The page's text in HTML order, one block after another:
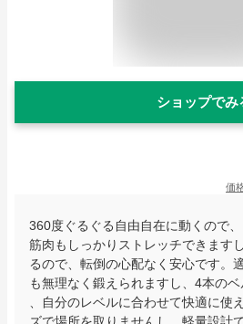
ショップでみ
価
360度ぐるぐる自由自在に動くので
筋肉もしっかりストレッチできます
るので、転倒の心配なく安心です。
も無理なく鍛えられますし、4本の
、自分のレベルに合わせて快適に使